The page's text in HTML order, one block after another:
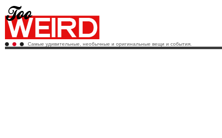
Самые удивительные, необычные и оригинальные вещи и события.